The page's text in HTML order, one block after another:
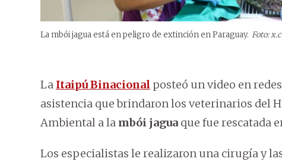
La mbói jagua está en peligro de extinción en Paraguay. Foto:
La Itaipú Binacional posteó un video en
asistencia que brindaron los veterinarios del
Ambiental a la mbói jagua que fue rescatada
Los especialistas le realizaron una cirugía y